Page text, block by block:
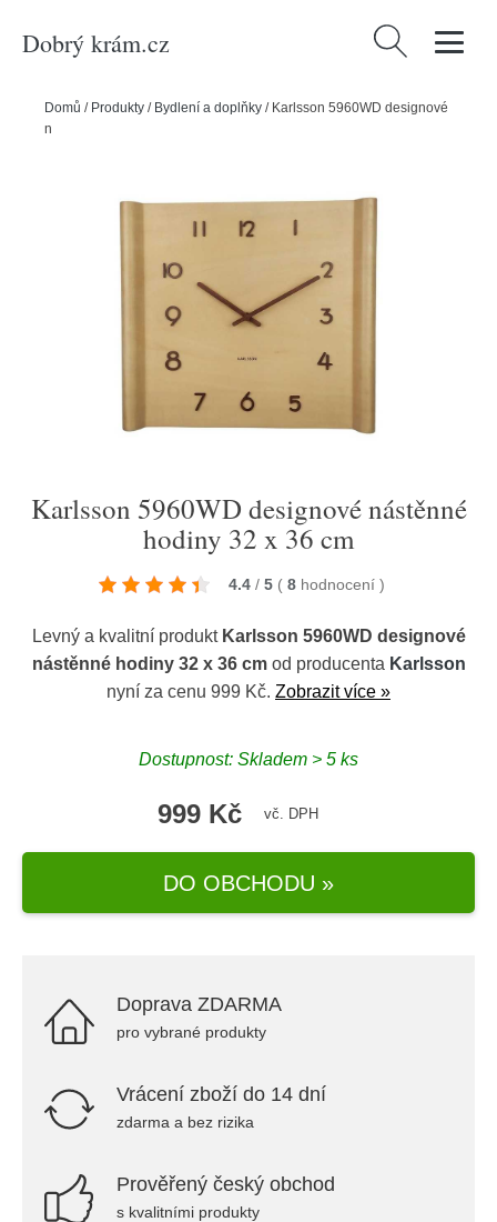
Dobrý krám.cz Vyhledávání
Domů / Produkty / Bydlení a doplňky / Karlsson 5960WD designové
nástěnné hodiny 32 x 36 cm
Karlsson 5960WD designové nástěnné
hodiny 32 x 36 cm
4.4 / 5 ( 8 hodnocení )
Levný a kvalitní produkt Karlsson 5960WD designové
nástěnné hodiny 32 x 36 cmod producenta Karlsson
nyní za cenu 999 Kč. Zobrazit více »
Dostupnost: Skladem > 5 ks
999 Kč vč. DPH
DO OBCHODU »
Doprava ZDARMA
pro vybrané produkty
Vrácení zboží do 14 dní
zdarma a bez rizika
Prověřený český obchod
s kvalitními produkty